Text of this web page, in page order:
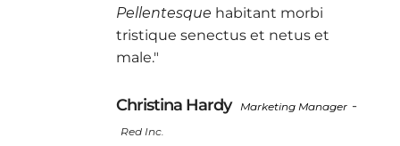
Pellentesque habitant morbi
tristique senectus et netus et
male."
Christina Hardy Marketing Manager -
Red Inc.